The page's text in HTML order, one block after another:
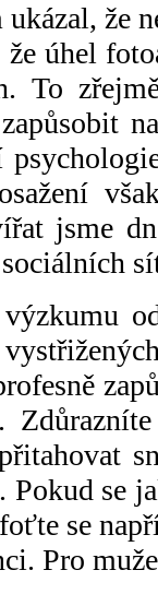
ukázal, že
žeúhel
To
jsme
. Pokud se
se na
Pro